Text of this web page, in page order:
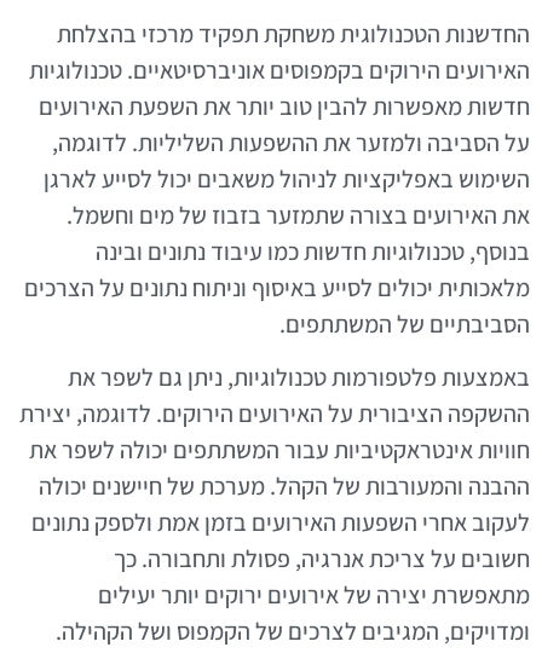
החדשנות הטכנולוגית משחקת תפקיד מרכזי בהצלחת
האירועים הירוקים בקמפוסים אוניברסיטאיים. טכנולוגיות
חדשות מאפשרות להבין טוב יותר את השפעת האירועים
על הסביבה ולמזער את ההשפעות השליליות. לדוגמה,
השימוש באפליקציות לניהול משאבים יכול לסייע לארגן
את האירועים בצורה שתמזער בזבוז של מים וחשמל.
בנוסף, טכנולוגיות חדשות כמו עיבוד נתונים ובינה
מלאכותית יכולים לסייע באיסוף וניתוח נתונים על הצרכים
הסביבתיים של המשתתפים.
באמצעות פלטפורמות טכנולוגיות, ניתן גם לשפר את
ההשקפה הציבורית על האירועים הירוקים. לדוגמה, יצירת
חוויות אינטראקטיביות עבור המשתתפים יכולה לשפר את
ההבנה והמעורבות של הקהל. מערכת של חיישנים יכולה
לעקוב אחרי השפעות האירועים בזמן אמת ולספק נתונים
חשובים על צריכת אנרגיה, פסולת ותחבורה. כך
מתאפשרת יצירה של אירועים ירוקים יותר יעילים
ומדויקים, המגיבים לצרכים של הקמפוס ושל הקהילה.